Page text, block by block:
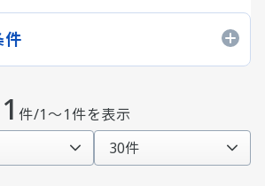
1 件/1～1件を表示
件